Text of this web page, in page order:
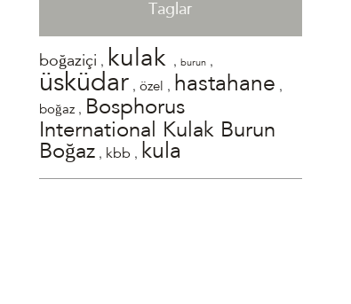
Taglar
boğaziçi , kulak ,burun ,
üsküdar ,özel , hastahane ,
boğaz , Bosphorus
International Kulak Burun
Boğaz , kbb , kula